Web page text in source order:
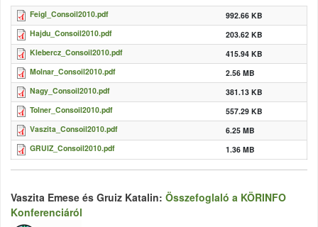
Feigl_Consoil2010.pdf
992.66 KB
Hajdu_Consoil2010.pdf
203.62 KB
Klebercz_Consoil2010.pdf
415.94 KB
Molnar_Consoil2010.pdf
2.56 MB
Nagy_Consoil2010.pdf
381.13 KB
Tolner_Consoil2010.pdf
557.29 KB
Vaszita_Consoil2010.pdf
6.25 MB
GRUIZ_Consoil2010.pdf
1.36 MB
Vaszita Emese és Gruiz Katalin: Összefoglaló a KÖRINFO
Konferenciáról